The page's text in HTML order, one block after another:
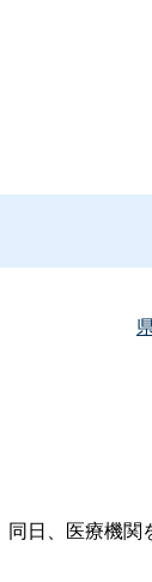
日、医療機関